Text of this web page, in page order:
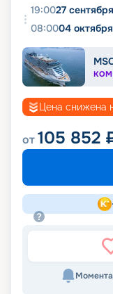
19:0027
08:0004
Цена снижена
от105 852